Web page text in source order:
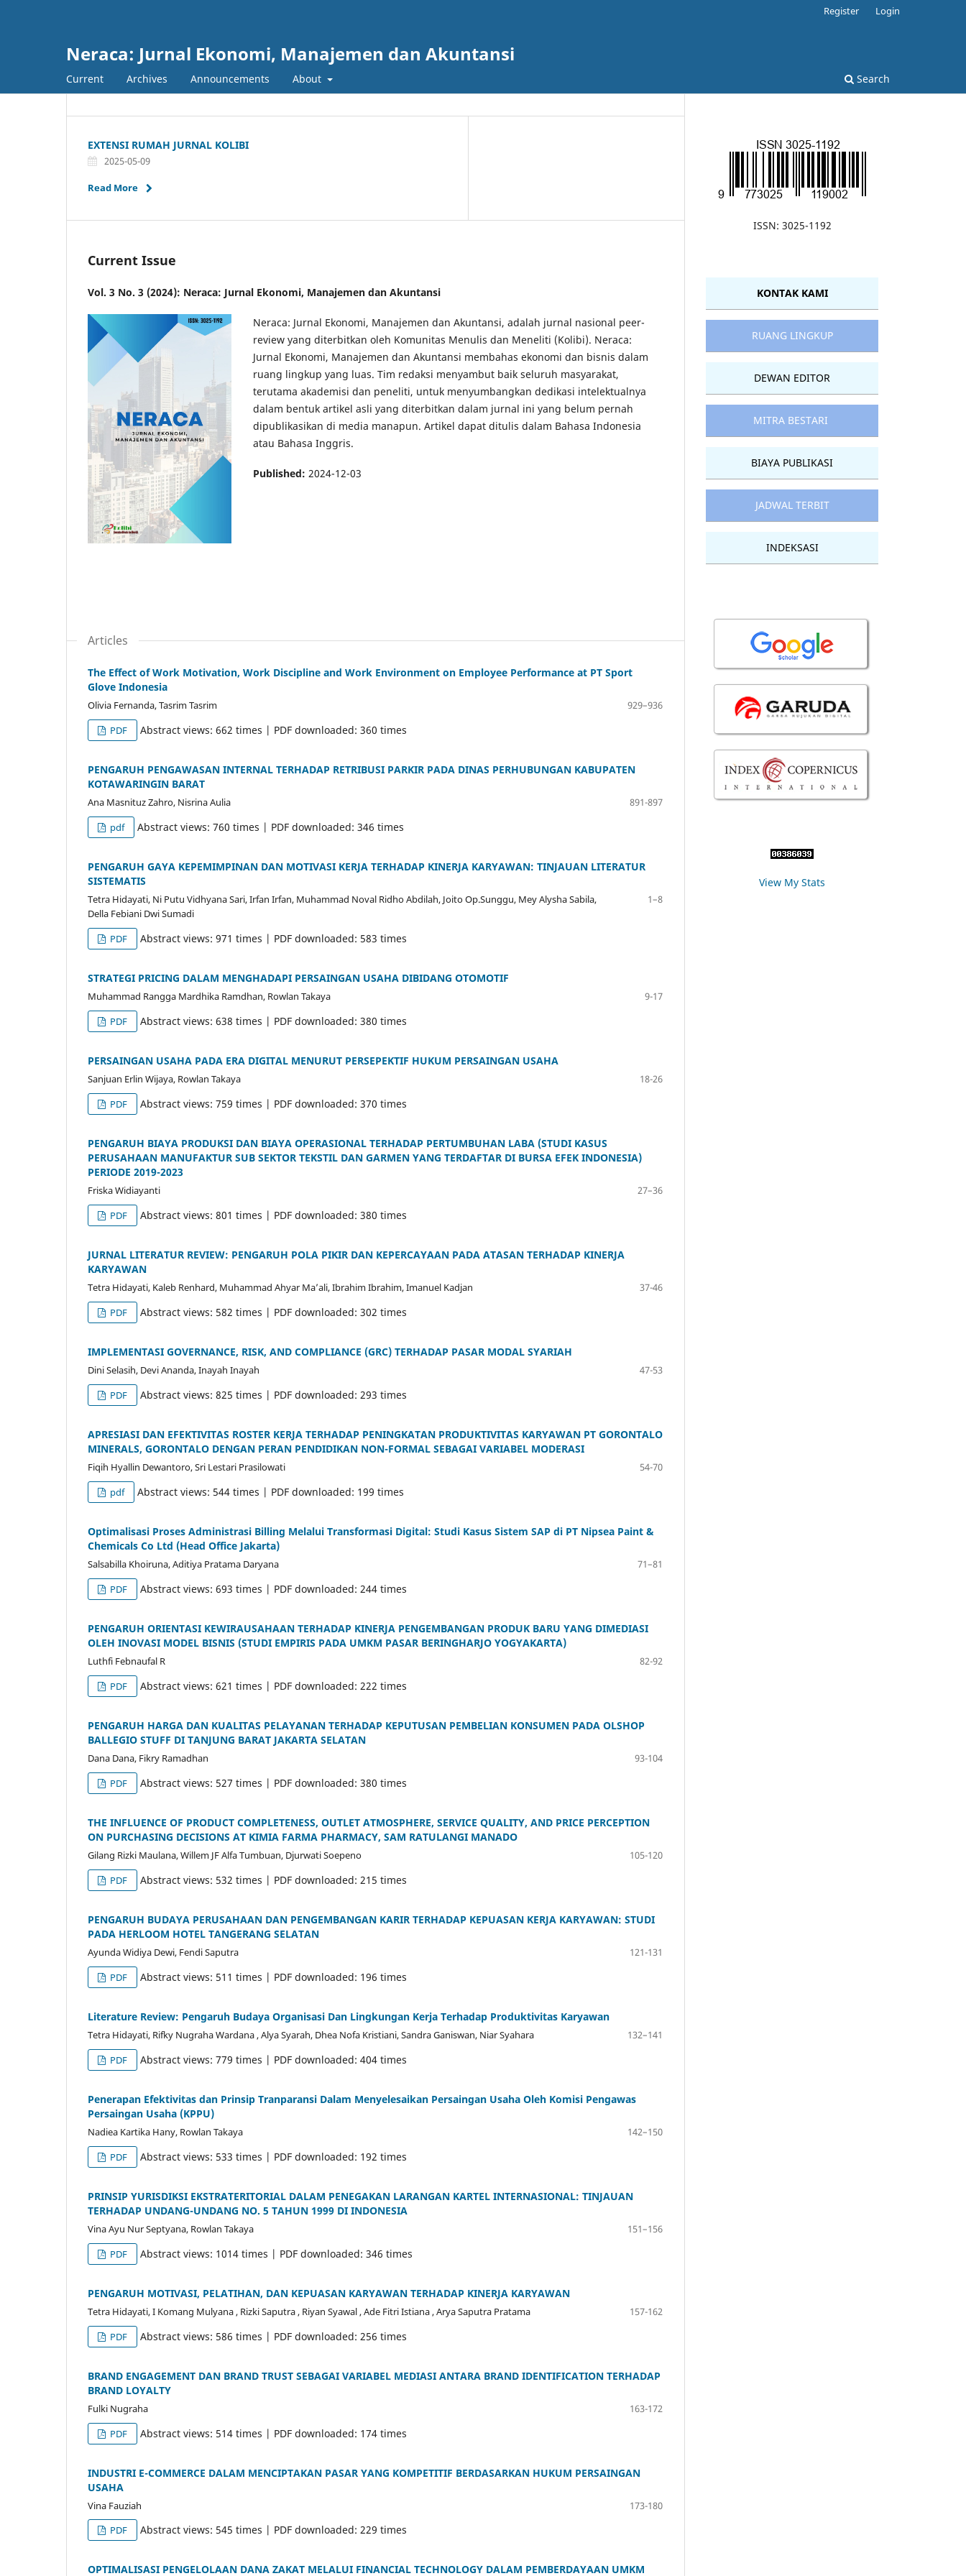
Neraca: Jurnal Ekonomi, Manajemen dan Akuntansi
Current Archives Announcements About Search
Register Login
EXTENSI RUMAH JURNAL KOLIBI
2025-05-09
Read More
Current Issue
Vol. 3 No. 3 (2024): Neraca: Jurnal Ekonomi, Manajemen dan Akuntansi
Neraca: Jurnal Ekonomi, Manajemen dan Akuntansi, adalah jurnal nasional peer-
review yang diterbitkan oleh Komunitas Menulis dan Meneliti (Kolibi). Neraca:
Jurnal Ekonomi, Manajemen dan Akuntansi membahas ekonomi dan bisnis dalam
ruang lingkup yang luas. Tim redaksi menyambut baik seluruh masyarakat,
terutama akademisi dan peneliti, untuk menyumbangkan dedikasi intelektualnya
dalam bentuk artikel asli yang diterbitkan dalam jurnal ini yang belum pernah
dipublikasikan di media manapun. Artikel dapat ditulis dalam Bahasa Indonesia
atau Bahasa Inggris.
Published: 2024-12-03
Articles
The Effect of Work Motivation, Work Discipline and Work Environment on Employee Performance at PT Sport
Glove Indonesia
Olivia Fernanda, Tasrim Tasrim
929–936
PDF
Abstract views: 662 times | PDF downloaded: 360 times
PENGARUH PENGAWASAN INTERNAL TERHADAP RETRIBUSI PARKIR PADA DINAS PERHUBUNGAN KABUPATEN
KOTAWARINGIN BARAT
Ana Masnituz Zahro, Nisrina Aulia
891-897
pdf
Abstract views: 760 times | PDF downloaded: 346 times
PENGARUH GAYA KEPEMIMPINAN DAN MOTIVASI KERJA TERHADAP KINERJA KARYAWAN: TINJAUAN LITERATUR
SISTEMATIS
Tetra Hidayati, Ni Putu Vidhyana Sari, Irfan Irfan, Muhammad Noval Ridho Abdilah, Joito Op.Sunggu, Mey Alysha Sabila,
Della Febiani Dwi Sumadi
1–8
PDF Abstract views: 971 times | PDF downloaded: 583 times
STRATEGI PRICING DALAM MENGHADAPI PERSAINGAN USAHA DIBIDANG OTOMOTIF
Muhammad Rangga Mardhika Ramdhan, Rowlan Takaya
9-17
PDF
Abstract views: 638 times | PDF downloaded: 380 times
PERSAINGAN USAHA PADA ERA DIGITAL MENURUT PERSEPEKTIF HUKUM PERSAINGAN USAHA
Sanjuan Erlin Wijaya, Rowlan Takaya
18-26
PDF
Abstract views: 759 times | PDF downloaded: 370 times
PENGARUH BIAYA PRODUKSI DAN BIAYA OPERASIONAL TERHADAP PERTUMBUHAN LABA (STUDI KASUS
PERUSAHAAN MANUFAKTUR SUB SEKTOR TEKSTIL DAN GARMEN YANG TERDAFTAR DI BURSA EFEK INDONESIA)
PERIODE 2019-2023
Friska Widiayanti
27–36
PDF
Abstract views: 801 times | PDF downloaded: 380 times
JURNAL LITERATUR REVIEW: PENGARUH POLA PIKIR DAN KEPERCAYAAN PADA ATASAN TERHADAP KINERJA
KARYAWAN
Tetra Hidayati, Kaleb Renhard, Muhammad Ahyar Ma’ali, Ibrahim Ibrahim, Imanuel Kadjan
37-46
PDF
Abstract views: 582 times | PDF downloaded: 302 times
IMPLEMENTASI GOVERNANCE, RISK, AND COMPLIANCE (GRC) TERHADAP PASAR MODAL SYARIAH
Dini Selasih, Devi Ananda, Inayah Inayah
47-53
PDF
Abstract views: 825 times | PDF downloaded: 293 times
APRESIASI DAN EFEKTIVITAS ROSTER KERJA TERHADAP PENINGKATAN PRODUKTIVITAS KARYAWAN PT GORONTALO
MINERALS, GORONTALO DENGAN PERAN PENDIDIKAN NON-FORMAL SEBAGAI VARIABEL MODERASI
Fiqih Hyallin Dewantoro, Sri Lestari Prasilowati
54-70
pdf
Abstract views: 544 times | PDF downloaded: 199 times
Optimalisasi Proses Administrasi Billing Melalui Transformasi Digital: Studi Kasus Sistem SAP di PT Nipsea Paint &
Chemicals Co Ltd (Head Office Jakarta)
Salsabilla Khoiruna, Aditiya Pratama Daryana
71–81
PDF
Abstract views: 693 times | PDF downloaded: 244 times
PENGARUH ORIENTASI KEWIRAUSAHAAN TERHADAP KINERJA PENGEMBANGAN PRODUK BARU YANG DIMEDIASI
OLEH INOVASI MODEL BISNIS (STUDI EMPIRIS PADA UMKM PASAR BERINGHARJO YOGYAKARTA)
Luthfi Febnaufal R
82-92
PDF
Abstract views: 621 times | PDF downloaded: 222 times
PENGARUH HARGA DAN KUALITAS PELAYANAN TERHADAP KEPUTUSAN PEMBELIAN KONSUMEN PADA OLSHOP
BALLEGIO STUFF DI TANJUNG BARAT JAKARTA SELATAN
Dana Dana, Fikry Ramadhan
93-104
PDF
Abstract views: 527 times | PDF downloaded: 380 times
THE INFLUENCE OF PRODUCT COMPLETENESS, OUTLET ATMOSPHERE, SERVICE QUALITY, AND PRICE PERCEPTION
ON PURCHASING DECISIONS AT KIMIA FARMA PHARMACY, SAM RATULANGI MANADO
Gilang Rizki Maulana, Willem JF Alfa Tumbuan, Djurwati Soepeno
105-120
PDF
Abstract views: 532 times | PDF downloaded: 215 times
PENGARUH BUDAYA PERUSAHAAN DAN PENGEMBANGAN KARIR TERHADAP KEPUASAN KERJA KARYAWAN: STUDI
PADA HERLOOM HOTEL TANGERANG SELATAN
Ayunda Widiya Dewi, Fendi Saputra
121-131
PDF
Abstract views: 511 times | PDF downloaded: 196 times
Literature Review: Pengaruh Budaya Organisasi Dan Lingkungan Kerja Terhadap Produktivitas Karyawan
Tetra Hidayati, Rifky Nugraha Wardana , Alya Syarah, Dhea Nofa Kristiani, Sandra Ganiswan, Niar Syahara
132–141
PDF
Abstract views: 779 times | PDF downloaded: 404 times
Penerapan Efektivitas dan Prinsip Tranparansi Dalam Menyelesaikan Persaingan Usaha Oleh Komisi Pengawas
Persaingan Usaha (KPPU)
Nadiea Kartika Hany, Rowlan Takaya
142–150
PDF
Abstract views: 533 times | PDF downloaded: 192 times
PRINSIP YURISDIKSI EKSTRATERITORIAL DALAM PENEGAKAN LARANGAN KARTEL INTERNASIONAL: TINJAUAN
TERHADAP UNDANG-UNDANG NO. 5 TAHUN 1999 DI INDONESIA
Vina Ayu Nur Septyana, Rowlan Takaya
151–156
PDF
Abstract views: 1014 times | PDF downloaded: 346 times
PENGARUH MOTIVASI, PELATIHAN, DAN KEPUASAN KARYAWAN TERHADAP KINERJA KARYAWAN
Tetra Hidayati, I Komang Mulyana , Rizki Saputra , Riyan Syawal , Ade Fitri Istiana , Arya Saputra Pratama
157-162
PDF
Abstract views: 586 times | PDF downloaded: 256 times
BRAND ENGAGEMENT DAN BRAND TRUST SEBAGAI VARIABEL MEDIASI ANTARA BRAND IDENTIFICATION TERHADAP
BRAND LOYALTY
Fulki Nugraha
163-172
PDF
Abstract views: 514 times | PDF downloaded: 174 times
INDUSTRI E-COMMERCE DALAM MENCIPTAKAN PASAR YANG KOMPETITIF BERDASARKAN HUKUM PERSAINGAN
USAHA
Vina Fauziah
173-180
PDF
Abstract views: 545 times | PDF downloaded: 229 times
OPTIMALISASI PENGELOLAAN DANA ZAKAT MELALUI FINANCIAL TECHNOLOGY DALAM PEMBERDAYAAN UMKM
ISSN: 3025-1192
KONTAK KAMI
RUANG LINGKUP
DEWAN EDITOR
MITRA BESTARI
BIAYA PUBLIKASI
JADWAL TERBIT
INDEKSASI
View My Stats